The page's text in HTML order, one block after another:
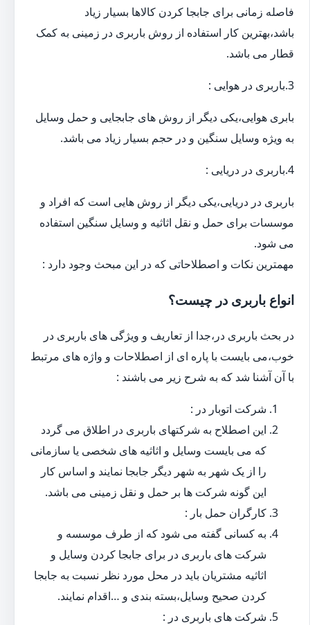
فاصله زمانی برای جابجا کردن کالاها بسیار زیاد
باشد،بهترین کار استفاده از روش باربری در زمینی به کمک
قطار می باشد.
3.باربری در هوایی :
بابری هوایی،یکی دیگر از روش های جابجایی و حمل وسایل
به ویژه وسایل سنگین و در حجم بسیار زیاد می باشد.
4.باربری در دریایی :
باربری در دریایی،یکی دیگر از روش هایی است که افراد و
موسسات برای حمل و نقل اثاثیه و وسایل سنگین استفاده
می شود.
مهمترین نکات و اصطلاحاتی که در این مبحث وجود دارد :
انواع باربری در چیست؟
در بحث باربری در،جدا از تعاریف و ویژگی های باربری در
خوب،می بایست با پاره ای از اصطلاحات و واژه های مرتبط
با آن آشنا شد که به شرح زیر می باشند :
شرکت اتوبار در :
این اصطلاح به شرکتهای باربری در اطلاق می گردد
که می بایست وسایل و اثاثیه های شخصی یا سازمانی
را از یک شهر به شهر دیگر جابجا نمایند و اساس کار
این گونه شرکت ها بر حمل و نقل زمینی می باشد.
کارگران حمل بار :
به کسانی گفته می شود که از طرف موسسه و
شرکت های باربری در برای جابجا کردن وسایل و
اثاثیه مشتریان باید در محل مورد نظر نسبت به جابجا
کردن صحیح وسایل،بسته بندی و …اقدام نمایند.
شرکت های باربری در :